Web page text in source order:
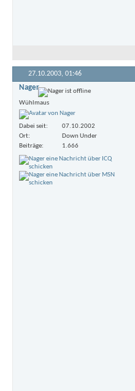
27.10.2003, 01:46
Nager
Wühlmaus
Dabei seit
07.10.2002
Ort
Down Under
Beiträge
1.666